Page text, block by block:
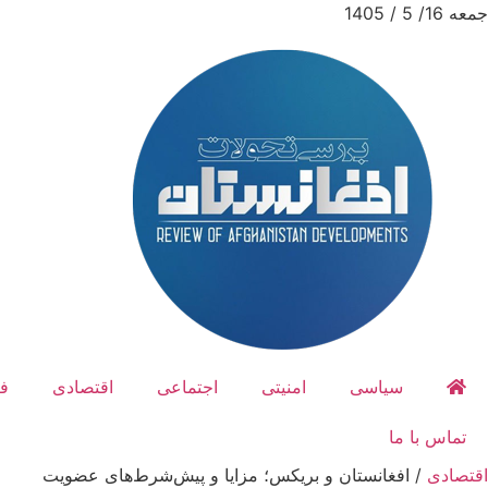
جمعه 16/ 5 / 1405
سیاسی امنیتی اجتماعی اقتصادی
تماس با ما
اقتصادی / افغانستان و بریکس؛ مزایا و پیش‌شرط‌های‌‌ عضویت